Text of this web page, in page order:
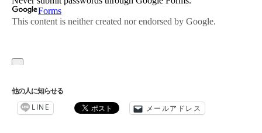
他の人に知らせる
LINE メールアドレス